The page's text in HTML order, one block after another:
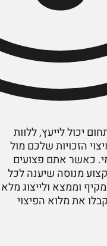
יכול לייעץ, ללוות
הזכויות שלכם מול
כאשר אתם פצועים
מנוסה שיענה לכל
וממצא ולייצוג מלא
את מלוא הפיצוי